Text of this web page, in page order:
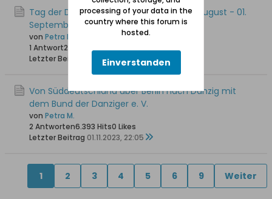
Tag der Danziger in Düsseldorf vom 30. August - 01.
September 2024
von Petra M.
1 Antwort2.779 Hits
Letzter Beitrag
01.08.2024, 17:49
Von Süddeutschland über Berlin nach Danzig mit
dem Bund der Danziger e. V.
von Petra M.
2 Antworten6.393 Hits0 Likes
Letzter Beitrag 01.11.2023, 22:05
1 2 3 4 5 6 9 Weiter
processing of your data in the
country where this forum is
hosted.
Einverstanden